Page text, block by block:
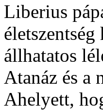
Liberius
állhatatos
Atanáz és a
Ahelyett,